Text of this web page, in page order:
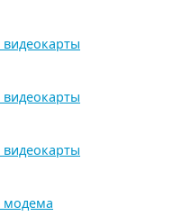
видеокарты
видеокарты
видеокарты
модема